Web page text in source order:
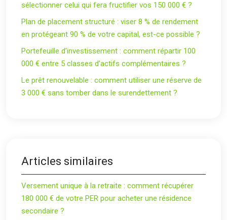
sélectionner celui qui fera fructifier vos 150 000 € ?
Plan de placement structuré : viser 8 % de rendement
en protégeant 90 % de votre capital, est-ce possible ?
Portefeuille d’investissement : comment répartir 100
000 € entre 5 classes d’actifs complémentaires ?
Le prêt renouvelable : comment utiliser une réserve de
3 000 € sans tomber dans le surendettement ?
Articles similaires
Versement unique à la retraite : comment récupérer
180 000 € de votre PER pour acheter une résidence
secondaire ?